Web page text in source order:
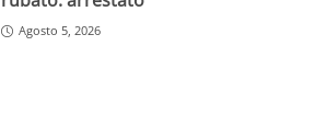
Agosto 5, 2026